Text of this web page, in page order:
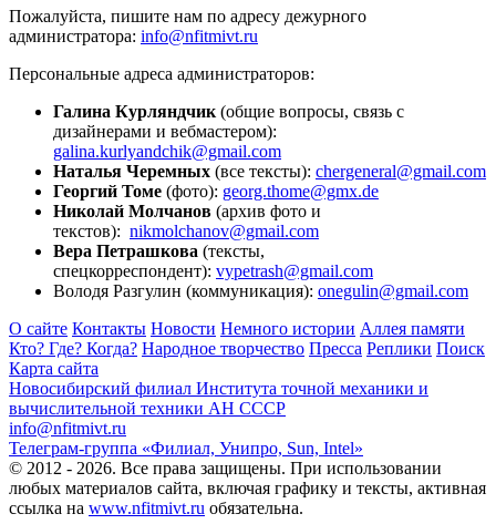
Пожалуйста, пишите нам по адресу дежурного
администратора: info@nfitmivt.ru
Персональные адреса администраторов:
Галина Курляндчик (общие вопросы, связь с
дизайнерами и вебмастером):
galina.kurlyandchik@gmail.com
Наталья Черемных (все тексты): chergeneral@gmail.com
Георгий Томе (фото): georg.thome@gmx.de
Николай Молчанов (архив фото и
текстов): nikmolchanov@gmail.com
Вера Петрашкова (тексты,
спецкорреспондент): vypetrash@gmail.com
Володя Разгулин (коммуникация): onegulin@gmail.com
О сайте Контакты Новости Немного истории Аллея памяти
Кто? Где? Когда? Народное творчество Пресса Реплики Поиск
Карта сайта
Новосибирский филиал Института точной механики и
вычислительной техники АН СССР
info@nfitmivt.ru
Телеграм-группа «Филиал, Унипро, Sun, Intel»
© 2012 - 2026. Все права защищены. При использовании
любых материалов сайта, включая графику и тексты, активная
ссылка на www.nfitmivt.ru обязательна.